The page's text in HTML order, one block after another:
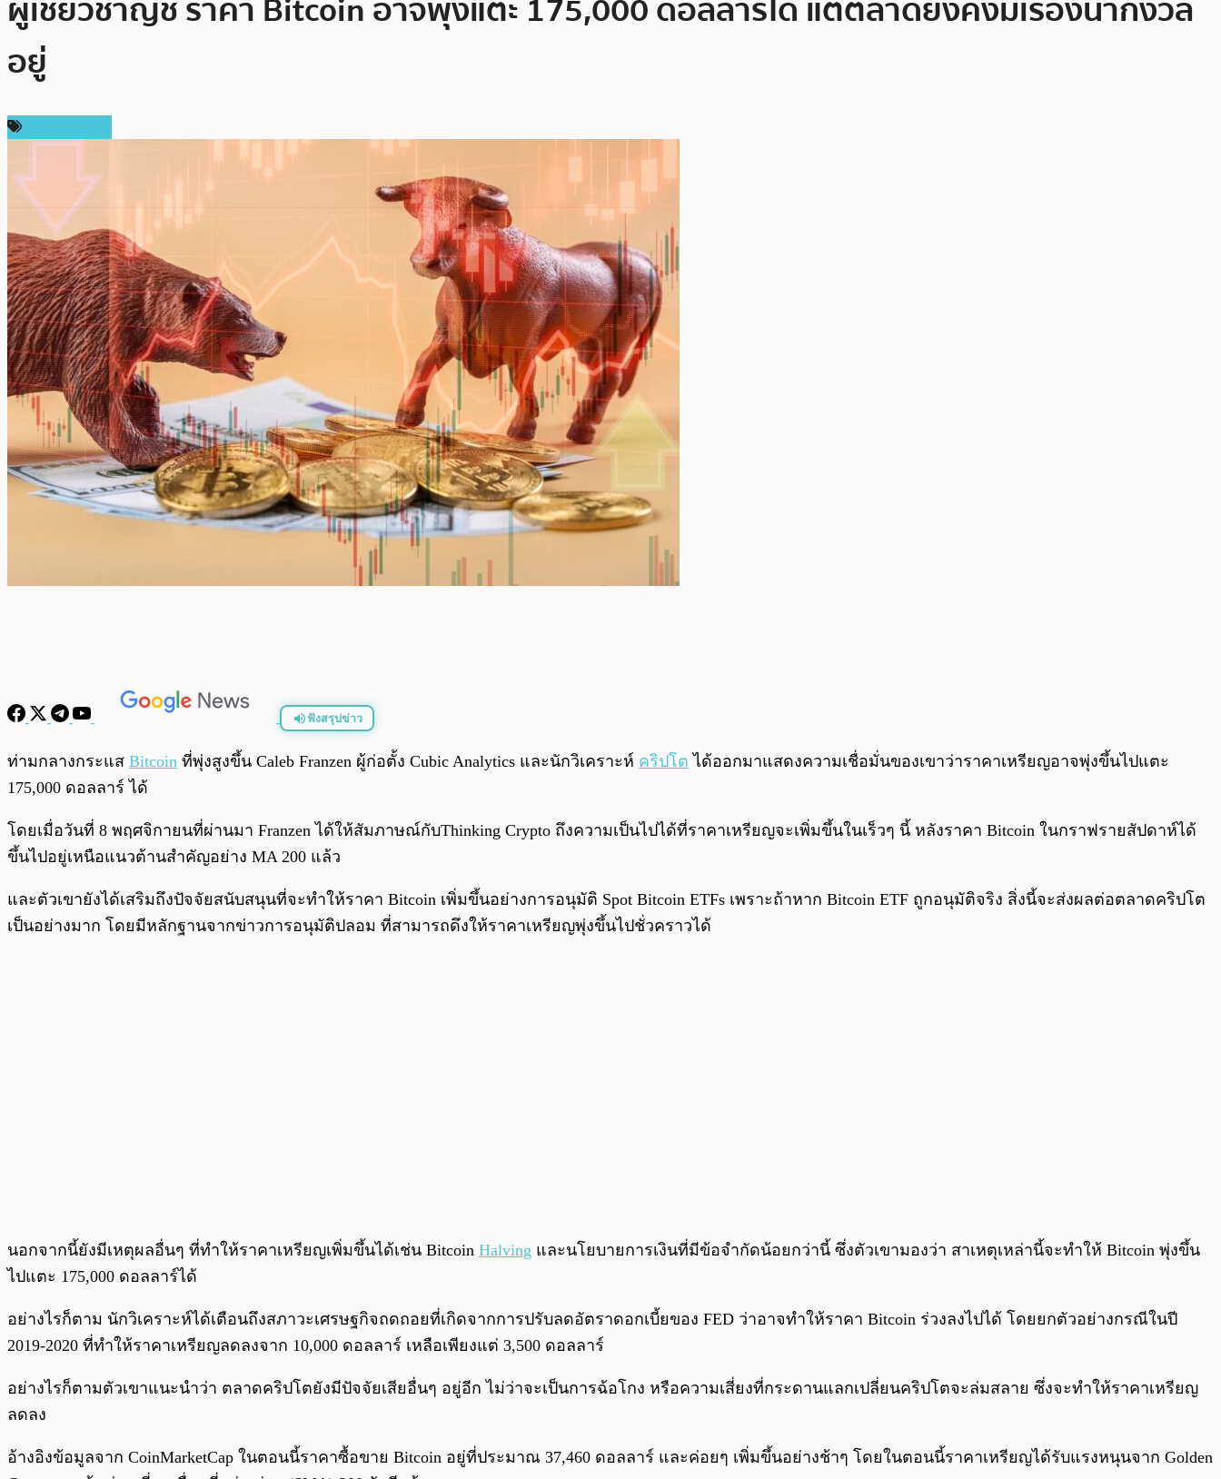
อยู่
ฟังสรุปข่าว
0:00 / 0:00
ท่ามกลางกระแส Bitcoin ที่พุ่งสูงขึ้น Caleb Franzen ผู้ก่อตั้ง Cubic Analytics และนักวิเคราะห์ คริปโต ได้ออกมาแสดงความเชื่อมั่นของเขาว่าราคาเหรียญอาจพุ่งขึ้นไปแตะ
175,000 ดอลลาร์ ได้
โดยเมื่อวันที่ 8 พฤศจิกายนที่ผ่านมา Franzen ได้ให้สัมภาษณ์กับThinking Crypto ถึงความเป็นไปได้ที่ราคาเหรียญจะเพิ่มขึ้นในเร็วๆ นี้ หลังราคา Bitcoin ในกราฟรายสัปดาห์ได้
ขึ้นไปอยู่เหนือแนวต้านสำคัญอย่าง MA 200 แล้ว
และตัวเขายังได้เสริมถึงปัจจัยสนับสนุนที่จะทำให้ราคา Bitcoin เพิ่มขึ้นอย่างการอนุมัติ Spot Bitcoin ETFs เพราะถ้าหาก Bitcoin ETF ถูกอนุมัติจริง สิ่งนี้จะส่งผลต่อตลาดคริปโต
เป็นอย่างมาก โดยมีหลักฐานจากข่าวการอนุมัติปลอม ที่สามารถดึงให้ราคาเหรียญพุ่งขึ้นไปชั่วคราวได้
นอกจากนี้ยังมีเหตุผลอื่นๆ ที่ทำให้ราคาเหรียญเพิ่มขึ้นได้เช่น Bitcoin Halving และนโยบายการเงินที่มีข้อจำกัดน้อยกว่านี้ ซึ่งตัวเขามองว่า สาเหตุเหล่านี้จะทำให้ Bitcoin พุ่งขึ้น
ไปแตะ 175,000 ดอลลาร์ได้
อย่างไรก็ตาม นักวิเคราะห์ได้เตือนถึงสภาวะเศรษฐกิจถดถอยที่เกิดจากการปรับลดอัตราดอกเบี้ยของ FED ว่าอาจทำให้ราคา Bitcoin ร่วงลงไปได้ โดยยกตัวอย่างกรณีในปี
2019-2020 ที่ทำให้ราคาเหรียญลดลงจาก 10,000 ดอลลาร์ เหลือเพียงแต่ 3,500 ดอลลาร์
อย่างไรก็ตามตัวเขาแนะนำว่า ตลาดคริปโตยังมีปัจจัยเสียอื่นๆ อยู่อีก ไม่ว่าจะเป็นการฉ้อโกง หรือความเสี่ยงที่กระดานแลกเปลี่ยนคริปโตจะล่มสลาย ซึ่งจะทำให้ราคาเหรียญ
ลดลง
อ้างอิงข้อมูลจาก CoinMarketCap ในตอนนี้ราคาซื้อขาย Bitcoin อยู่ที่ประมาณ 37,460 ดอลลาร์ และค่อยๆ เพิ่มขึ้นอย่างช้าๆ โดยในตอนนี้ราคาเหรียญได้รับแรงหนุนจาก Golden